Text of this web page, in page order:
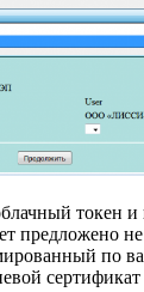
токен и
предложено не
по